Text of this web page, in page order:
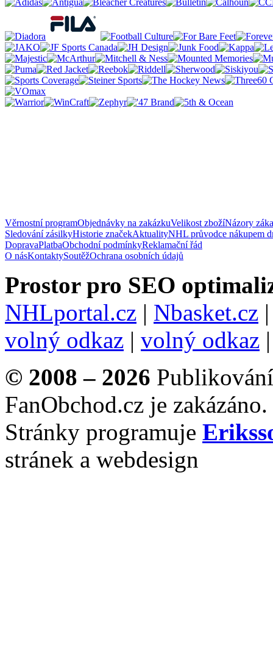
Věrnostní programObjednávky na zakázkuVelikost zbožíNázory
Sledování zásilkyHistorie značekAktualityNHL průvodce nákupem
DopravaPlatbaObchodní podmínkyReklamační řád
O násKontaktySoutěžOchrana osobních údajů
Prostor pro SEO
NHLportal.cz | Nbasket.cz
volný odkaz | volný odkaz
© 2008 – 2026
FanObchod.cz je zakázáno.
Stránky programuje
stránek a webdesign